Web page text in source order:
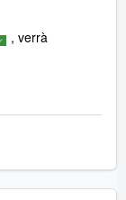
, verrà